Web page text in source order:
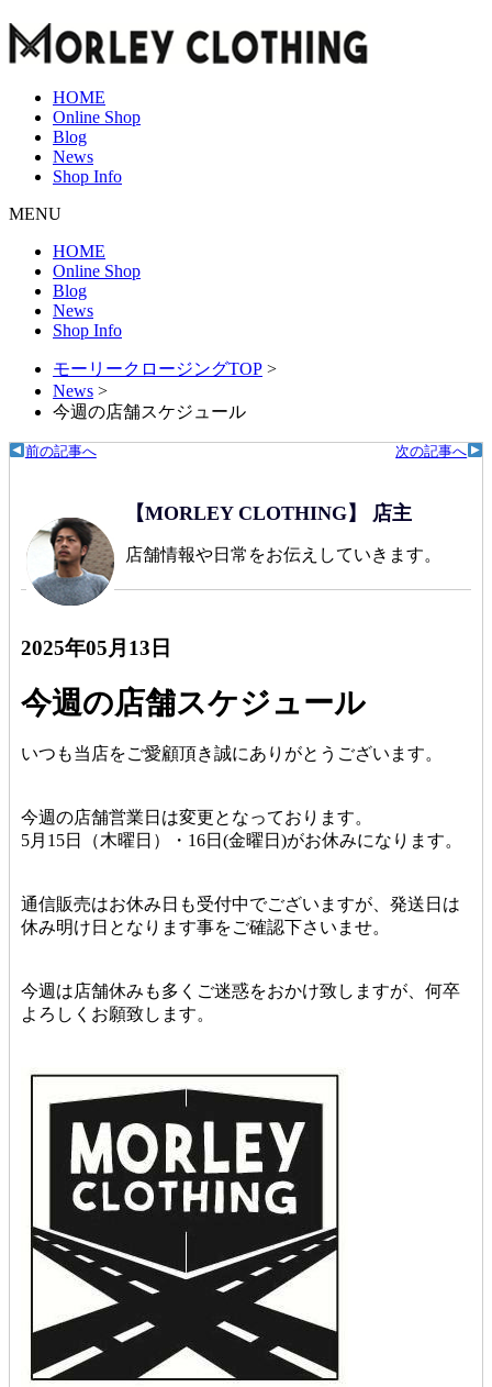
HOME
Online Shop
Blog
News
Shop Info
MENU
HOME
Online Shop
Blog
News
Shop Info
モーリークロージングTOP >
News >
今週の店舗スケジュール
次の記事へ
前の記事へ
【MORLEY CLOTHING】 店主
店舗情報や日常をお伝えしていきます。
2025年05月13日
今週の店舗スケジュール
いつも当店をご愛顧頂き誠にありがとうございます。
今週の店舗営業日は変更となっております。
5月15日（木曜日）・16日(金曜日)がお休みになります。
通信販売はお休み日も受付中でございますが、発送日は
休み明け日となります事をご確認下さいませ。
今週は店舗休みも多くご迷惑をおかけ致しますが、何卒
よろしくお願致します。